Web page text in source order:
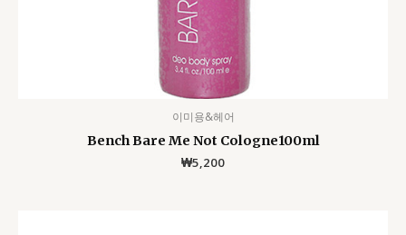
이미용&헤어
Bench Bare Me Not Cologne100ml
₩5,200